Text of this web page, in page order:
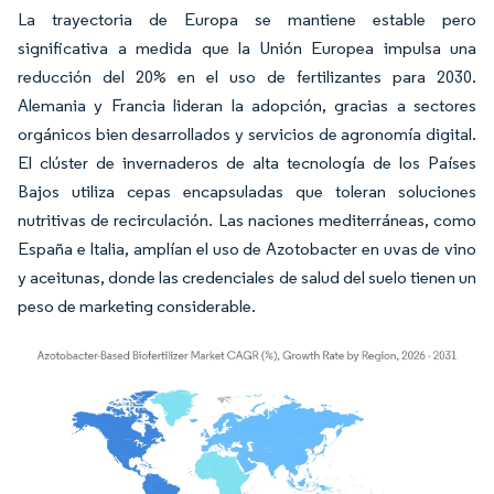
La trayectoria de Europa se mantiene estable pero
significativa a medida que la Unión Europea impulsa una
reducción del 20% en el uso de fertilizantes para 2030.
Alemania y Francia lideran la adopción, gracias a sectores
orgánicos bien desarrollados y servicios de agronomía digital.
El clúster de invernaderos de alta tecnología de los Países
Bajos utiliza cepas encapsuladas que toleran soluciones
nutritivas de recirculación. Las naciones mediterráneas, como
España e Italia, amplían el uso de Azotobacter en uvas de vino
y aceitunas, donde las credenciales de salud del suelo tienen un
peso de marketing considerable.